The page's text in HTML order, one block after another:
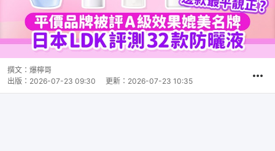
撰文： 爆檸哥
出版： 2026-07-23 09:30 更新： 2026-07-23 10:35